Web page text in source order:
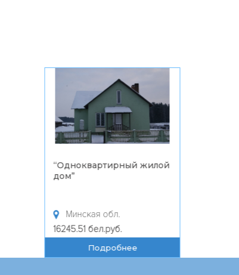
Одноквартирный жилой
Минская обл.
16245.51 бел.руб.